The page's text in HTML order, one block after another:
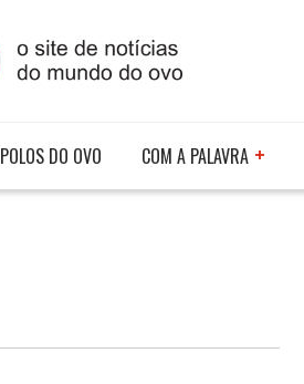
POLOS DO OVO COM A PALAVRA